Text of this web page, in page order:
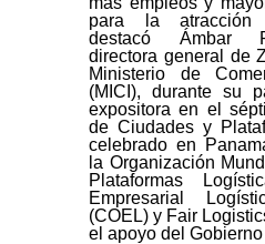
para la atracción
destacó Ámbar
directora general de
Ministerio de
(MICI), durante su
expositora en el
de Ciudades y
celebrado en
la Organización
Plataformas
Empresarial
(COEL) y Fair
el apoyo del